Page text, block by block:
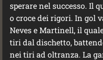
sperare nel successo. Il
o croce dei rigori. In gol
Neves e Martinell, il
tiri dal dischetto,
nei tiri ad oltranza. La